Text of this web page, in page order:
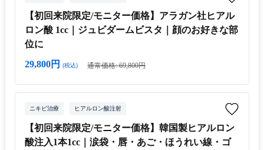
【初回来院限定/モニター価格】アラガン社ヒアル
ロン酸 1cc｜ジュビダームビスタ｜顔のお好きな部
位に
29,800円 (税込) 通常価格: 69,800円
ニキビ治療 ヒアルロン酸注射
【初回来院限定/モニター価格】韓国製ヒアルロン
酸注入1本1cc｜涙袋・唇・あご・ほうれい線・ゴ